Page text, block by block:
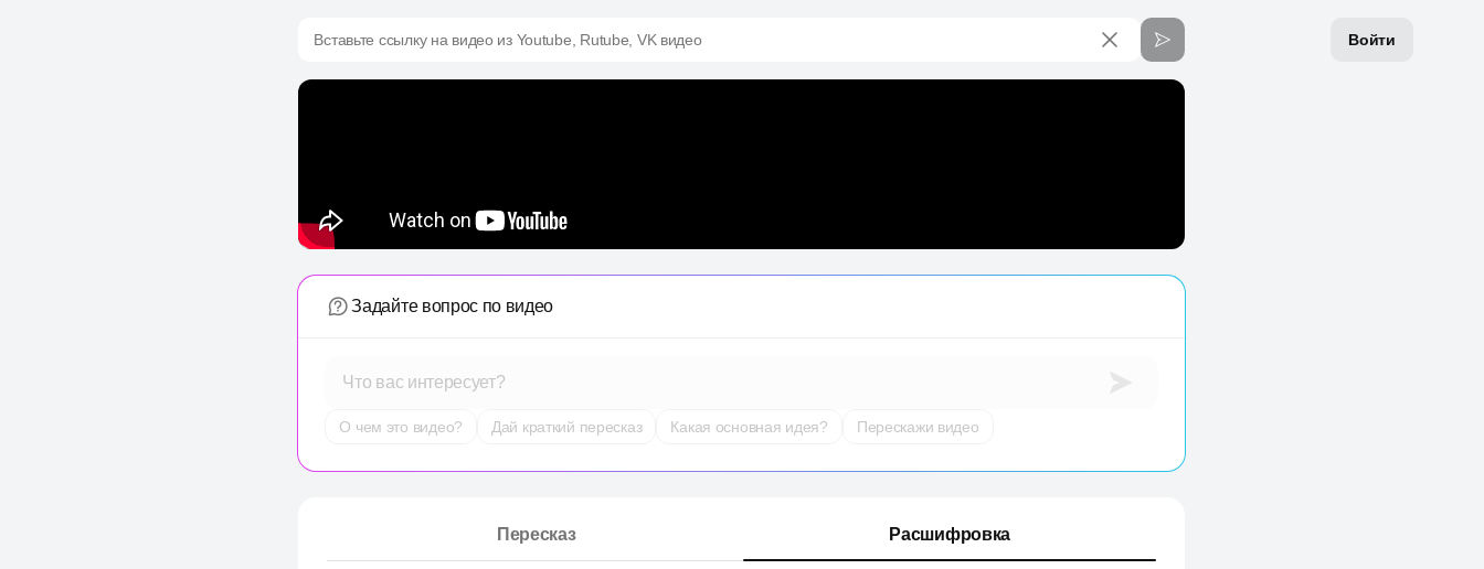
Войти
Вставьте ссылку на видео из Youtube, Rutube, VK видео
Задайте вопрос по видео
Что вас интересует?
О чем это видео? Дай краткий пересказ Какая основная идея? Перескажи видео
Пересказ Расшифровка